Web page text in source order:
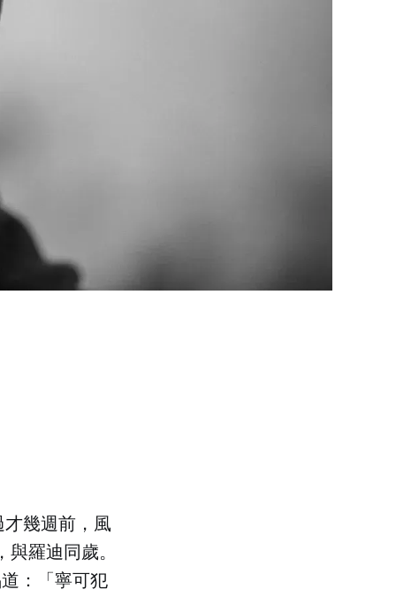
幾週前，風
羅迪同歲。
：「寧可犯